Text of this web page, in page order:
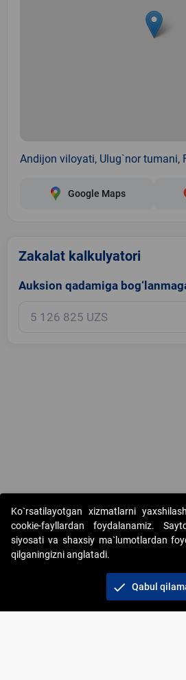
Andijon viloyati, Ulug`nor tumani,
Google Maps
Zakalat kalkulyatori
Auksion qadamiga
Copyright © 2017-2026. "Elektron
AJ. Barcha huquqlar himoyalangan
+998 71 202-
Ko`rsatilayotgan xizmatlarni
cookie-fayllardan foydalanamiz.
siyosati va shaxsiy ma`lumotlardan
qilganingizni anglatadi.
check Qabul